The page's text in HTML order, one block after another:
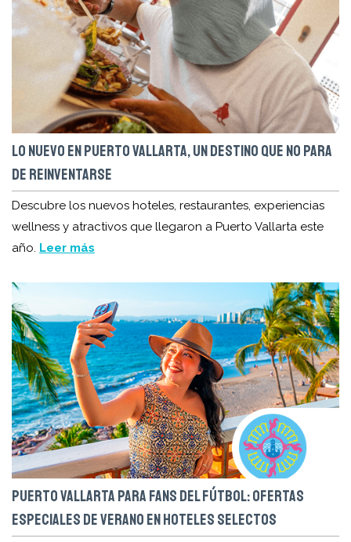
LO NUEVO EN PUERTO VALLARTA, UN DESTINO QUE NO PARA
DE REINVENTARSE
Descubre los nuevos hoteles, restaurantes, experiencias
wellness y atractivos que llegaron a Puerto Vallarta este
año. Leer más
PUERTO VALLARTA PARA FANS DEL FÚTBOL: OFERTAS
ESPECIALES DE VERANO EN HOTELES SELECTOS